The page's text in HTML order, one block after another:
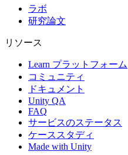
ラボ
研究論文
リソース
Learn プラットフォーム
コミュニティ
ドキュメント
Unity QA
FAQ
サービスのステータス
ケーススタディ
Made with Unity